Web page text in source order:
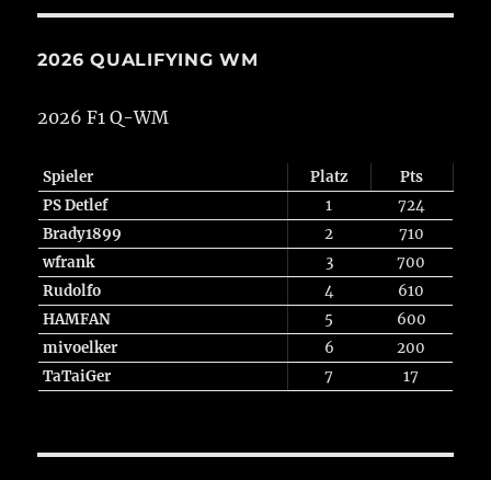
2026 QUALIFYING WM
2026 F1 Q-WM
Spieler Platz
Pts
PS Detlef
1
724
Brady1899
2
710
wfrank
3
700
Rudolfo
4
610
HAMFAN
5
600
mivoelker
6
200
TaTaiGer
7 17